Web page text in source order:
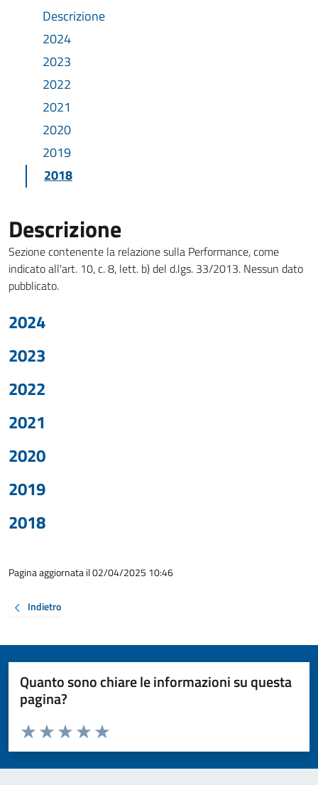
Descrizione
2024
2023
2022
2021
2020
2019
2018
Descrizione
Sezione contenente la relazione sulla Performance, come
indicato all'art. 10, c. 8, lett. b) del d.lgs. 33/2013. Nessun dato
pubblicato.
2024
2023
2022
2021
2020
2019
2018
Pagina aggiornata il 02/04/2025 10:46
Indietro
Quanto sono chiare le informazioni su questa
pagina?
Valuta da 1 a 5 stelle la pagina
Valuta 5 stelle su 5
Valuta 4 stelle su 5
Valuta 3 stelle su 5
Valuta 2 stelle su 5
Valuta 1 stelle su 5